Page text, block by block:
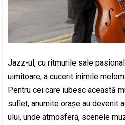
Jazz-ul, cu ritmurile sale
uimitoare, a cucerit inimile
Pentru cei care iubesc această
suflet, anumite orașe au devenit
ului, unde atmosfera, scenele